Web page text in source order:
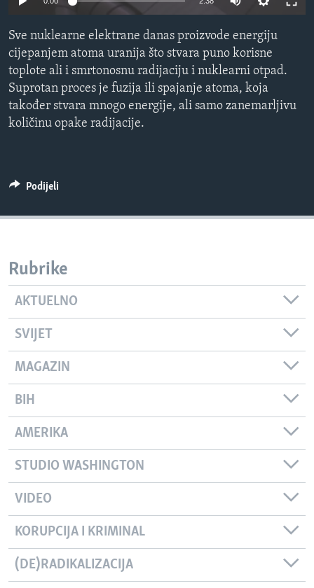
MAGAZIN
O GLASU AMERIKE
Learning English
PRATITE NAS
Jezici
Sve nuklearne elektrane danas proizvode energiju
cijepanjem atoma uranija što stvara puno korisne
toplote ali i smrtonosnu radijaciju i nuklearni otpad.
Suprotan proces je fuzija ili spajanje atoma, koja
također stvara mnogo energije, ali samo zanemarljivu
količinu opake radijacije.
Podijeli
Rubrike
AKTUELNO
SVIJET
MAGAZIN
BIH
AMERIKA
STUDIO WASHINGTON
VIDEO
KORUPCIJA I KRIMINAL
(DE)RADIKALIZACIJA